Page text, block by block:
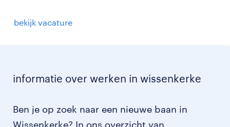
bekijk vacature
informatie over werken in wissenkerke
Ben je op zoek naar een nieuwe baan in
Wissenkerke? In ons overzicht van